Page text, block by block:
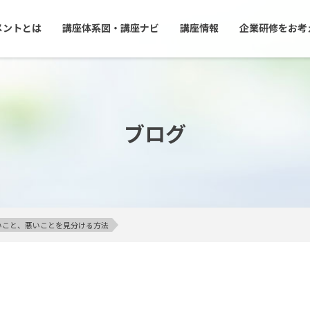
トとは 講座体系図・講座ナビ 講座情報 企業研修をお
ブログ
と、悪いことを見分ける方法